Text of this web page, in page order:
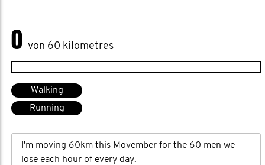
0 von 60 kilometres
Walking
Running
I'm moving 60km this Movember for the 60 men we
lose each hour of every day.